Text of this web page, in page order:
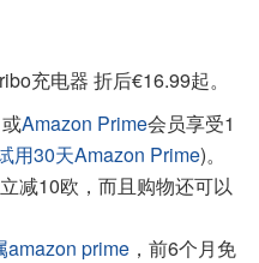
充电器 折后€16.99起。
Amazon Prime会员享受1
用30天Amazon Prime)。
立减10欧，而且购物还可以
amazon prime ，前6个月免